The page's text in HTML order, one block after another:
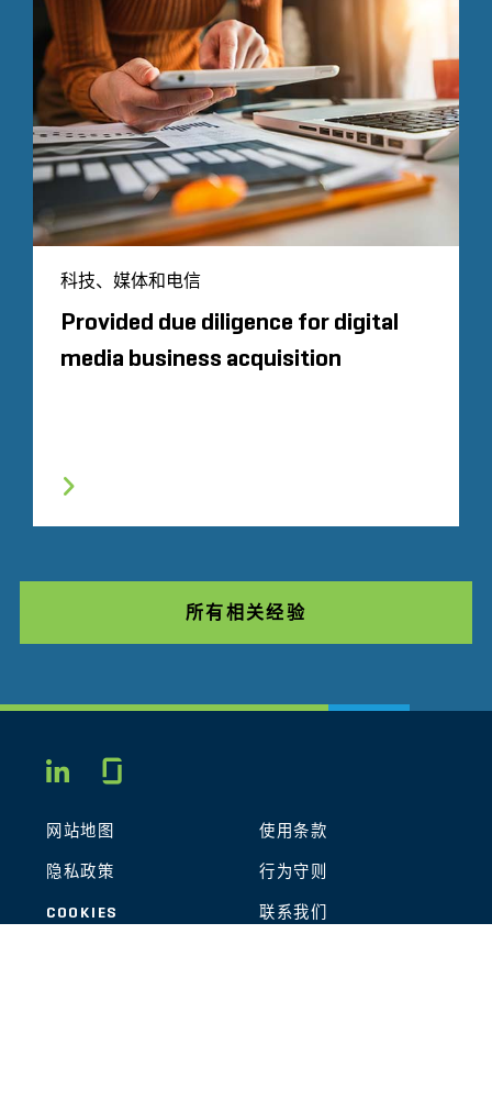
科技、媒体和电信
Provided due diligence for digital
media business acquisition
所有相关经验
LINKEDIN
网站地图 使用条款
隐私政策 行为守则
COOKIES 联系我们